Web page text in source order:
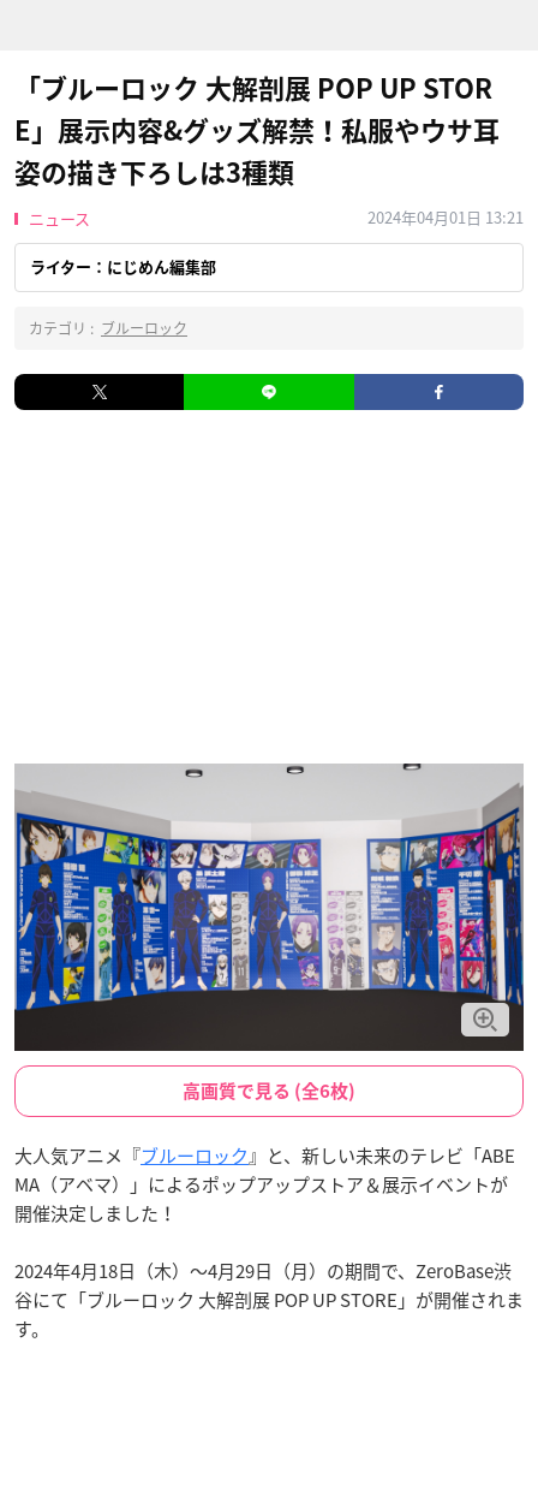
「ブルーロック 大解剖展 POP UP STOR
E」展示内容&グッズ解禁！私服やウサ耳
姿の描き下ろしは3種類
ニュース 2024年04月01日 13:21
ライター：にじめん編集部
カテゴリ : ブルーロック
高画質で見る (全6枚)
大人気アニメ『ブルーロック』と、新しい未来のテレビ「ABE
MA（アベマ）」によるポップアップストア＆展示イベントが
開催決定しました！
2024年4月18日（木）～4月29日（月）の期間で、ZeroBase渋
谷にて「ブルーロック 大解剖展 POP UP STORE」が開催されま
す。